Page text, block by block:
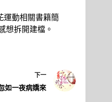
運動相關書籍簡
想拆開建檔。
下一
如一夜病嬌來